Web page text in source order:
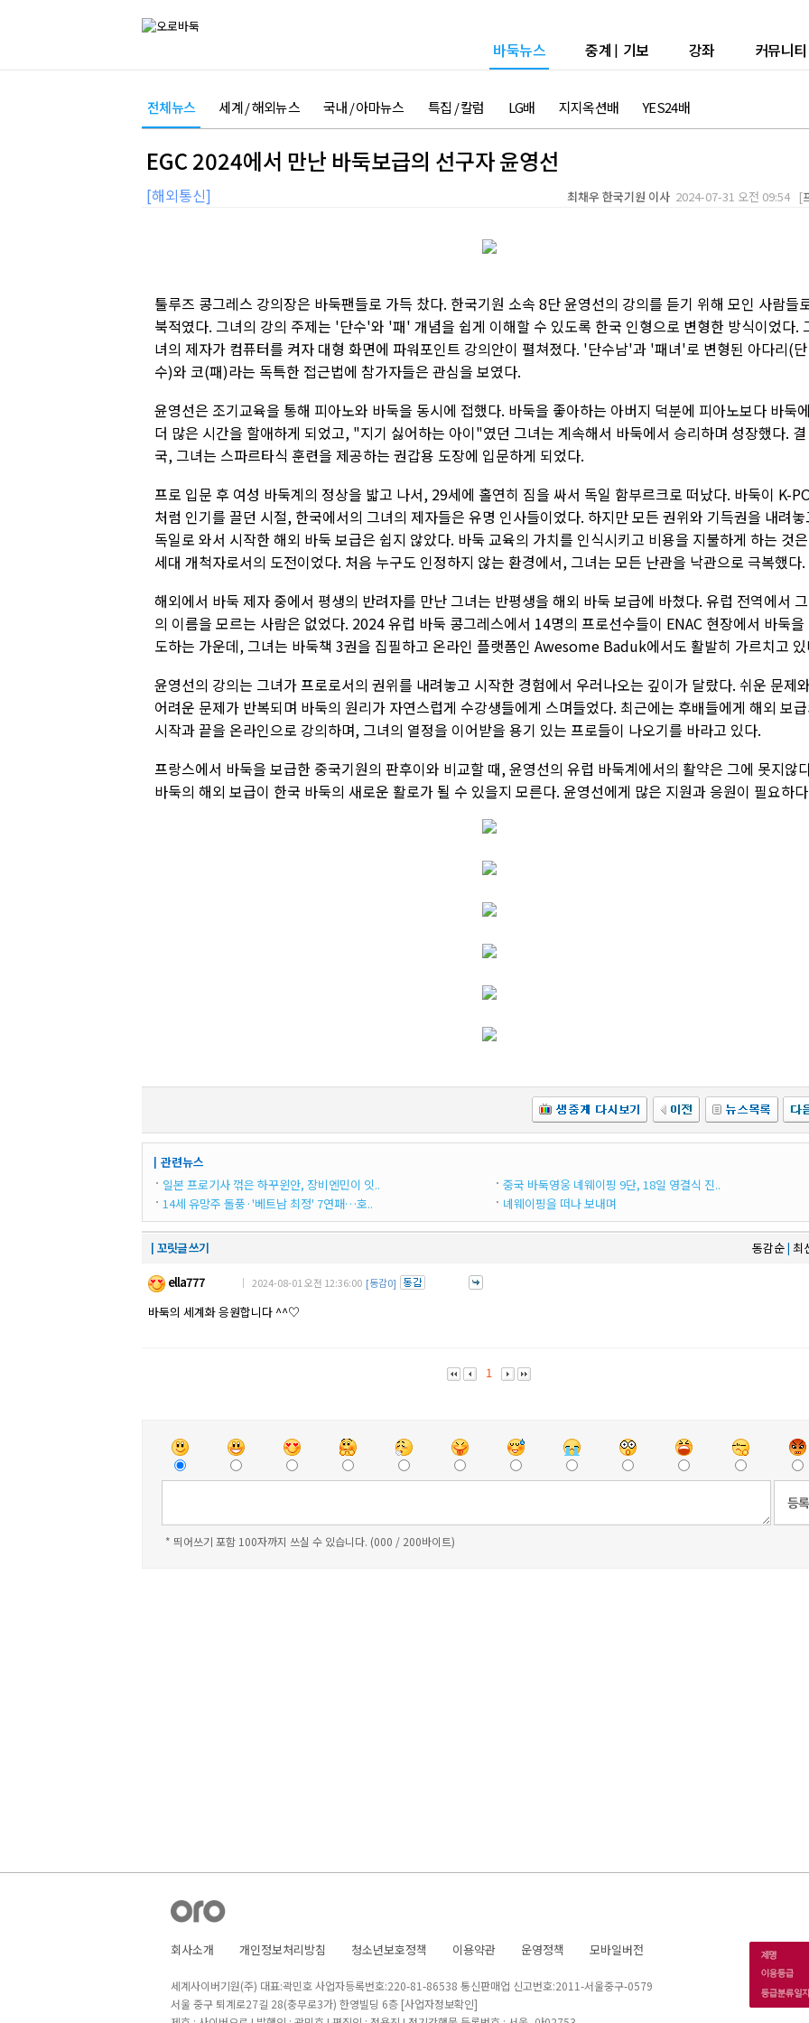
바둑뉴스 중계 | 기보 강좌 커뮤니티
전체뉴스 세계 / 해외뉴스 국내 / 아마뉴스 특집 / 칼럼 LG배 지지옥션배 YES24배
EGC 2024에서 만난 바둑보급의 선구자 윤영선
[해외통신] 최채우 한국기원 이사 2024-07-31 오전 09:54 [
툴루즈 콩그레스 강의장은 바둑팬들로 가득 찼다. 한국기원 소속 8단 윤영선의 강의를 듣기 위해 모인 사람들
북적였다. 그녀의 강의 주제는 '단수'와 '패' 개념을 쉽게 이해할 수 있도록 한국 인형으로 변형한 방식이었다.
녀의 제자가 컴퓨터를 켜자 대형 화면에 파워포인트 강의안이 펼쳐졌다. '단수남'과 '패녀'로 변형된 아다리(단
수)와 코(패)라는 독특한 접근법에 참가자들은 관심을 보였다.
윤영선은 조기교육을 통해 피아노와 바둑을 동시에 접했다. 바둑을 좋아하는 아버지 덕분에 피아노보다 바둑
더 많은 시간을 할애하게 되었고, "지기 싫어하는 아이"였던 그녀는 계속해서 바둑에서 승리하며 성장했다. 결
국, 그녀는 스파르타식 훈련을 제공하는 권갑용 도장에 입문하게 되었다.
프로 입문 후 여성 바둑계의 정상을 밟고 나서, 29세에 홀연히 짐을 싸서 독일 함부르크로 떠났다. 바둑이 K-
처럼 인기를 끌던 시절, 한국에서의 그녀의 제자들은 유명 인사들이었다. 하지만 모든 권위와 기득권을 내려
독일로 와서 시작한 해외 바둑 보급은 쉽지 않았다. 바둑 교육의 가치를 인식시키고 비용을 지불하게 하는 것
세대 개척자로서의 도전이었다. 처음 누구도 인정하지 않는 환경에서, 그녀는 모든 난관을 낙관으로 극복했다.
해외에서 바둑 제자 중에서 평생의 반려자를 만난 그녀는 반평생을 해외 바둑 보급에 바쳤다. 유럽 전역에서
의 이름을 모르는 사람은 없었다. 2024 유럽 바둑 콩그레스에서 14명의 프로선수들이 ENAC 현장에서 바둑을
도하는 가운데, 그녀는 바둑책 3권을 집필하고 온라인 플랫폼인 Awesome Baduk에서도 활발히 가르치고
윤영선의 강의는 그녀가 프로로서의 권위를 내려놓고 시작한 경험에서 우러나오는 깊이가 달랐다. 쉬운 문제
어려운 문제가 반복되며 바둑의 원리가 자연스럽게 수강생들에게 스며들었다. 최근에는 후배들에게 해외 보
시작과 끝을 온라인으로 강의하며, 그녀의 열정을 이어받을 용기 있는 프로들이 나오기를 바라고 있다.
프랑스에서 바둑을 보급한 중국기원의 판후이와 비교할 때, 윤영선의 유럽 바둑계에서의 활약은 그에 못지않
바둑의 해외 보급이 한국 바둑의 새로운 활로가 될 수 있을지 모른다. 윤영선에게 많은 지원과 응원이 필요하
┃관련뉴스
일본 프로기사 꺾은 하꾸윈안, 장비엔민이 잇..
14세 유망주 돌풍·'베트남 최정' 7연패…호..
중국 바둑영웅 녜웨이핑 9단, 18일 영결식 진..
녜웨이핑을 떠나 보내며
┃꼬릿글 쓰기 동감순| 최
ella777
｜ 2024-08-01 오전 12:36:00 [동감0]
바둑의 세계화 응원합니다 ^^♡
1
* 띄어쓰기 포함 100자까지 쓰실 수 있습니다. (000 / 200바이트)
회사소개 개인정보처리방침 청소년보호정책 이용약관 운영정책 모바일버전
세계사이버기원(주) 대표:곽민호 사업자등록번호:220-81-86538 통신판매업 신고번호:2011-서울중구-0579
서울 중구 퇴계로27길 28(충무로3가) 한영빌딩 6층 [사업자정보확인]